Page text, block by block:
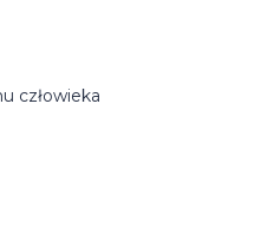
człowieka